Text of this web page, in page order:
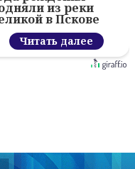
из реки
в Пскове
Читать далее